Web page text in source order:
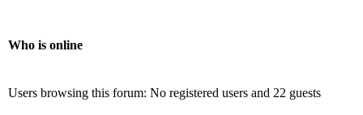
Who is online
Users browsing this forum: No registered users and 22 guests